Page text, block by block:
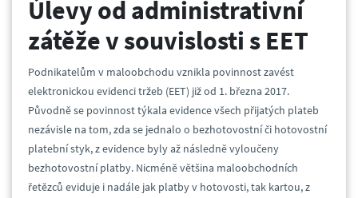
Úlevy od administrativní
zátěže v souvislosti s EET
Podnikatelům v maloobchodu vznikla povinnost zavést
elektronickou evidenci tržeb (EET) již od 1. března 2017.
Původně se povinnost týkala evidence všech přijatých plateb
nezávisle na tom, zda se jednalo o bezhotovostní či hotovostní
platební styk, z evidence byly až následně vyloučeny
bezhotovostní platby. Nicméně většina maloobchodních
řetězců eviduje i nadále jak platby v hotovosti, tak kartou, z